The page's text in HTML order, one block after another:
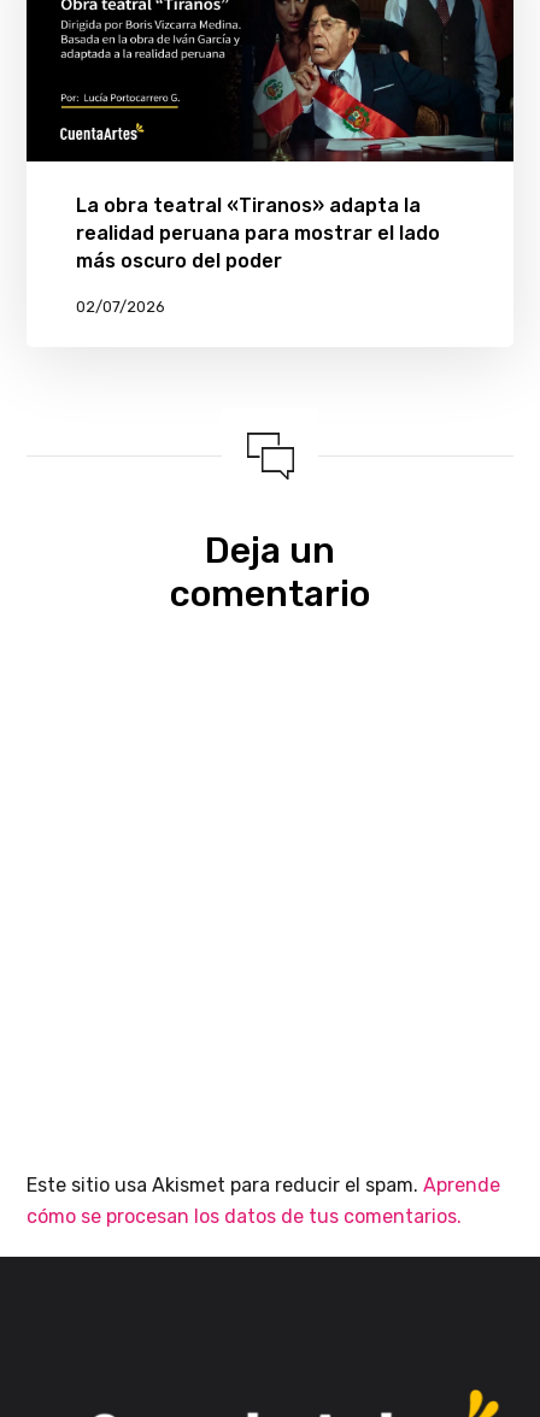
La obra teatral «Tiranos» adapta la
realidad peruana para mostrar el lado
más oscuro del poder
02/07/2026
Deja un
comentario
Este sitio usa Akismet para reducir el spam.Aprende
cómo se procesan los datos de tus comentarios.